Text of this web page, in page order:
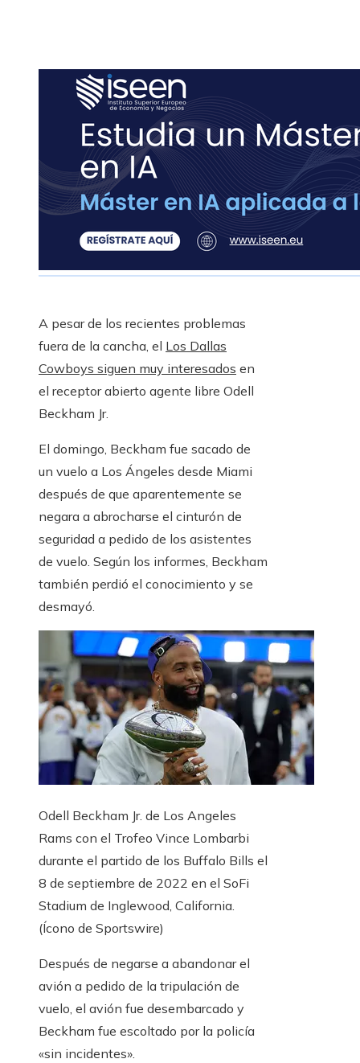
A pesar de los recientes problemas
fuera de la cancha, el Los Dallas
Cowboys siguen muy interesados en
el receptor abierto agente libre Odell
Beckham Jr.
El domingo, Beckham fue sacado de
un vuelo a Los Ángeles desde Miami
después de que aparentemente se
negara a abrocharse el cinturón de
seguridad a pedido de los asistentes
de vuelo. Según los informes, Beckham
también perdió el conocimiento y se
desmayó.
Odell Beckham Jr. de Los Angeles
Rams con el Trofeo Vince Lombarbi
durante el partido de los Buffalo Bills el
8 de septiembre de 2022 en el SoFi
Stadium de Inglewood, California.
(Ícono de Sportswire)
Después de negarse a abandonar el
avión a pedido de la tripulación de
vuelo, el avión fue desembarcado y
Beckham fue escoltado por la policía
«sin incidentes».